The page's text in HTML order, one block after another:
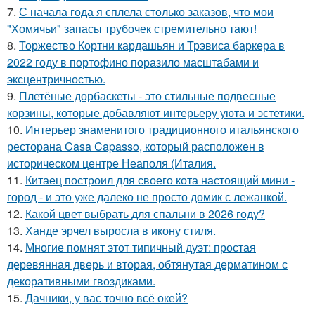
7. С начала года я сплела столько заказов, что мои
"Хомячьи" запасы трубочек стремительно тают!
8. Торжество Кортни кардашьян и Трэвиса баркера в
2022 году в портофино поразило масштабами и
эксцентричностью.
9. Плетёные дорбаскеты - это стильные подвесные
корзины, которые добавляют интерьеру уюта и эстетики.
10. Интерьер знаменитого традиционного итальянского
ресторана Casa Capasso, который расположен в
историческом центре Неаполя (Италия.
11. Китаец построил для своего кота настоящий мини -
город - и это уже далеко не просто домик с лежанкой.
12. Какой цвет выбрать для спальни в 2026 году?
13. Ханде эрчел выросла в икону стиля.
14. Многие помнят этот типичный дуэт: простая
деревянная дверь и вторая, обтянутая дерматином с
декоративными гвоздиками.
15. Дачники, у вас точно всё окей?